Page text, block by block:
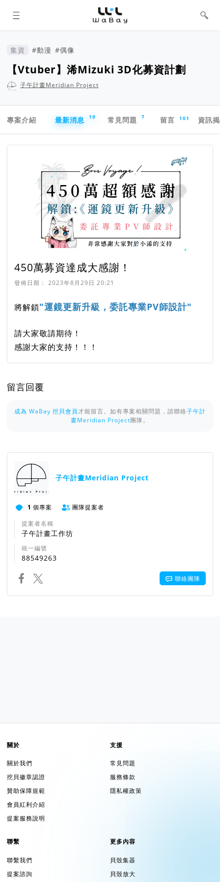
WaBay 挖貝 | 台灣最值得信賴的群眾
集資 / 群眾募資平台
集資 #動漫 #偶像
【Vtuber】浠Mizuki 3D化募資計劃
子午計畫Meridian Project
專案介紹
最新消息 19 常見問題 7 留言 101 資訊
450萬募資達成大感謝！
發佈日期： 2023年8月29日 20:21
將解鎖"運鏡更新升級，委託專業PV師設計"
請大家敬請期待！
感謝大家的支持！！！
留言回覆
成為 WaBay 挖貝會員才能留言。如有專案相關問題，請聯絡子午計
畫Meridian Project團隊。
子午計畫Meridian Project
1 個專案
團隊提案者
提案者名稱
子午計畫工作坊
統一編號
88549263
聯絡團隊
關於
關於我們
挖貝徽章認證
贊助保障規範
會員紅利介紹
提案服務說明
支援
常見問題
服務條款
隱私權政策
聯繫
聯繫我們
提案諮詢
更多內容
貝殼集器
貝殼放大